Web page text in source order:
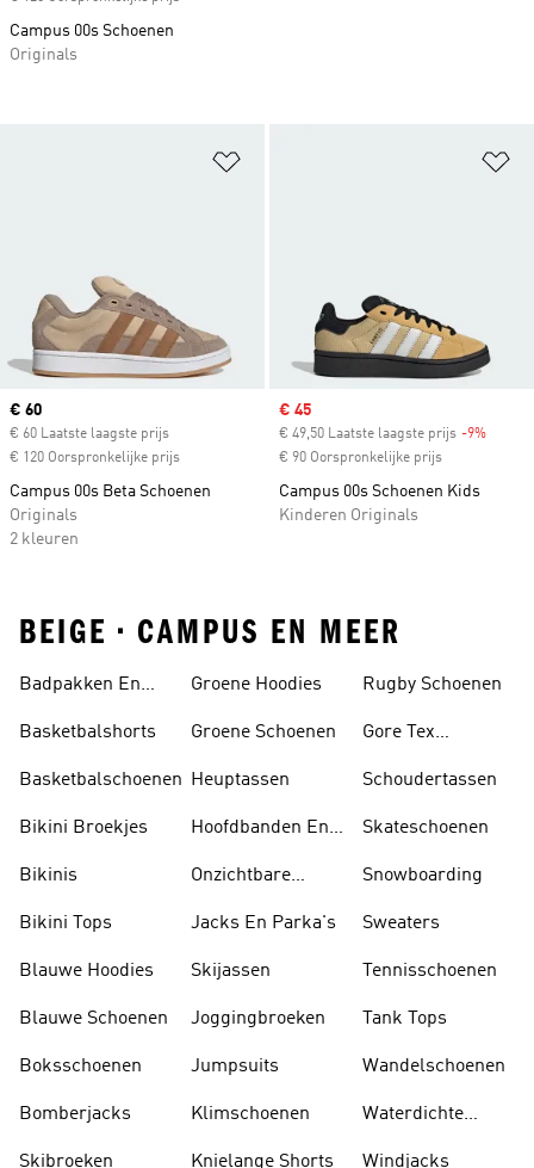
Current price
€ 60
€ 60 Laatste laagste prijs
€ 120 Oorspronkelijke prijs
Campus 00s Beta Schoenen
Originals
2 kleuren
Sale price
€ 45
€ 49,50 Laatste laagste prijs -9%
€ 90 Oorspronkelijke prijs
Campus 00s Schoenen Kids
Kinderen Originals
Campus 00s Schoenen
Originals
BEIGE • CAMPUS EN MEER
Badpakken En
Basketbalshorts
Basketbalschoenen
Bikini Broekjes
Bikinis
Bikini Tops
Blauwe Hoodies
Blauwe Schoenen
Boksschoenen
Bomberjacks
Skibroeken
Groene Hoodies
Groene Schoenen
Heuptassen
Hoofdbanden En
Onzichtbare
Jacks En Parka's
Skijassen
Joggingbroeken
Jumpsuits
Klimschoenen
Knielange Shorts
Rugby Schoenen
Gore Tex
Schoudertassen
Skateschoenen
Snowboarding
Sweaters
Tennisschoenen
Tank Tops
Wandelschoenen
Waterdichte
Windjacks